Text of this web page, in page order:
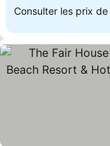
Consulter les prix de